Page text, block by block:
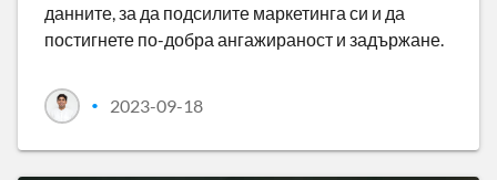
данните, за да подсилите маркетинга си и да
постигнете по-добра ангажираност и задържане.
• 2023-09-18